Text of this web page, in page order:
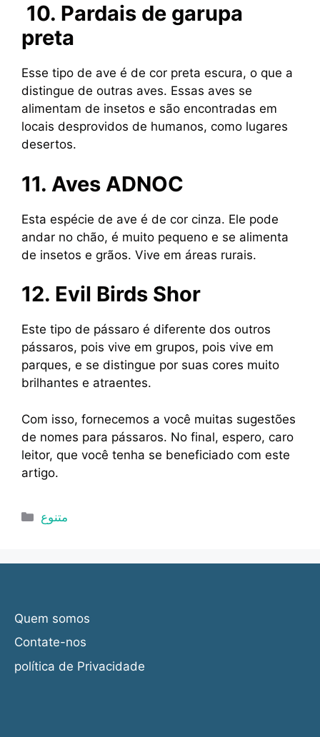
10. Pardais de garupa
preta
Esse tipo de ave é de cor preta escura, o que a
distingue de outras aves. Essas aves se
alimentam de insetos e são encontradas em
locais desprovidos de humanos, como lugares
desertos.
11. Aves ADNOC
Esta espécie de ave é de cor cinza. Ele pode
andar no chão, é muito pequeno e se alimenta
de insetos e grãos. Vive em áreas rurais.
12. Evil Birds Shor
Este tipo de pássaro é diferente dos outros
pássaros, pois vive em grupos, pois vive em
parques, e se distingue por suas cores muito
brilhantes e atraentes.
Com isso, fornecemos a você muitas sugestões
de nomes para pássaros. No final, espero, caro
leitor, que você tenha se beneficiado com este
artigo.
Categorias
متنوع
Quem somos
Contate-nos
política de Privacidade